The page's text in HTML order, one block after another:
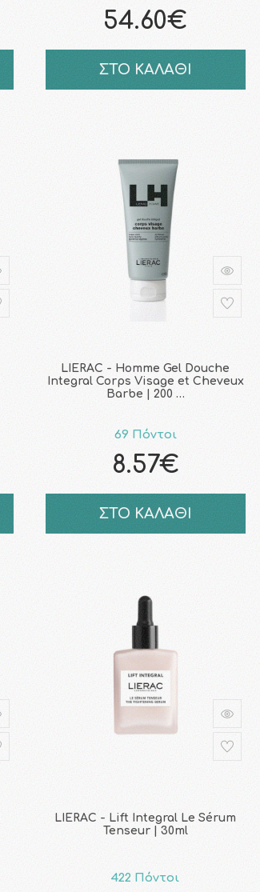
54.60€
ΣΤΟ ΚΑΛΑΘΙ
LIERAC - Homme Gel Douche
Integral Corps Visage et Cheveux
Barbe | 200 …
69 Πόντοι
8.57€
ΣΤΟ ΚΑΛΑΘΙ
LIERAC - Lift Integral Le Sérum
Tenseur | 30ml
422 Πόντοι